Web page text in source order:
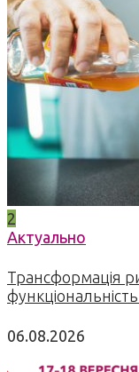
2
Актуально
Трансформація
06.08.2026